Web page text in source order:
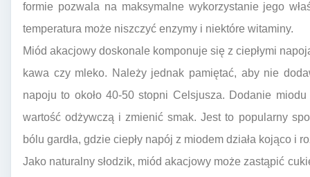
formie pozwala na maksymalne wykorzystanie jego
temperatura może niszczyć enzymy i niektóre witaminy.
Miód akacjowy doskonale komponuje się z ciepłymi
kawa czy mleko. Należy jednak pamiętać, aby nie
napoju to około 40-50 stopni Celsjusza. Dodanie
wartość odżywczą i zmienić smak. Jest to popularny
bólu gardła, gdzie ciepły napój z miodem działa kojąco i
Jako naturalny słodzik, miód akacjowy może zastąpić